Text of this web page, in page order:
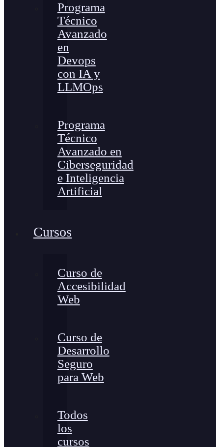
Programa
Técnico
Avanzado
en
Devops
con IA y
LLMOps
Programa
Técnico
Avanzado en
Ciberseguridad
e Inteligencia
Artificial
Cursos
Curso de
Accesibilidad
Web
Curso de
Desarrollo
Seguro
para Web
Todos
los
cursos